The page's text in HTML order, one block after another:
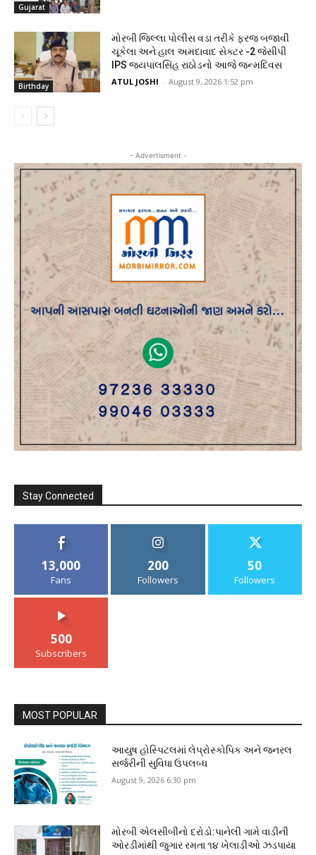
Gujarat
Birthday
મોરબી જિલ્લા પોલીસ વડા તરીકે ફરજ બજાવી
ચૂકેલા અને હાલ અમદાવાદ સેક્ટર -2 જેસીપી
IPS જયપાલસિંહ રાઠોડનો આજે જન્મદિવસ
ATUL JOSHI - August 9, 2026 1:52 pm
- Advertisment -
Stay Connected
13,000
Fans
200
Followers
50
Followers
500
Subscribers
MOST POPULAR
આયુષ હોસ્પિટલમાં લેપ્રોસ્કોપિક અને જનરલ
સર્જરીની સુવિધા ઉપલબ્ધ
August 9, 2026 6:30 pm
મોરબી એલસીબીનો દરોડો:પાનેલી ગામે વાડીની
ઓરડીમાંથી જુગાર રમતા ૧૪ ખેલાડીઓ ઝડપાયા